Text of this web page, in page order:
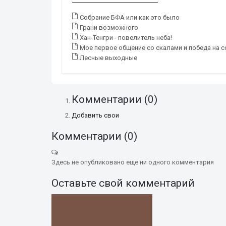
Собрание БФА или как это было
Грани возможного
Хан-Тенгри - повелитель неба!
Мое первое общение со скалами и победа на
Лесные выходные
Комментарии (0)
Добавить свои
Комментарии (0)
Здесь не опубликовано еще ни одного комментария
Оставьте свой комментарий